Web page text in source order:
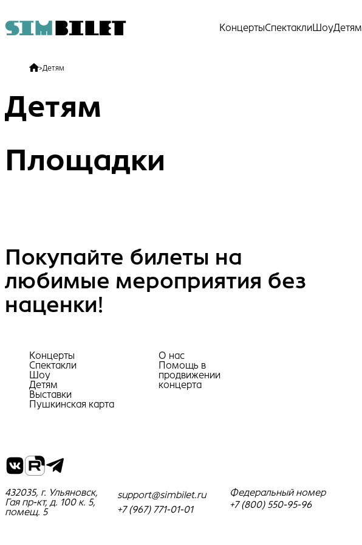
КонцертыСпектакли ШоуДетям
>Детям
Детям
Площадки
Покупайте билеты на
любимые мероприятия без
наценки!
Концерты
Спектакли
Шоу
Детям
Выставки
Пушкинская карта
О нас
Помощь в
продвижении
концерта
432035, г. Ульяновск,
Гая пр-кт, д. 100 к. 5,
помещ. 5
support@simbilet.ru
+7 (967) 771-01-01
Федеральный номер
+7 (800) 550-95-96